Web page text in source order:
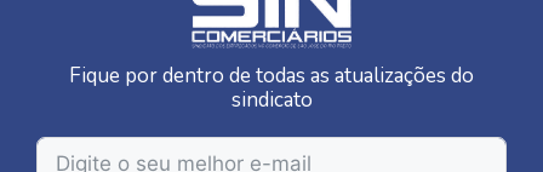
Fique por dentro de todas as atualizações do
sindicato